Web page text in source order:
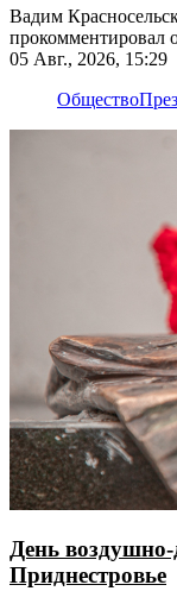
Вадим
прокомментировал
Рыбнице
05 Авг., 2026, 15:29
Общество
День
Приднестровье